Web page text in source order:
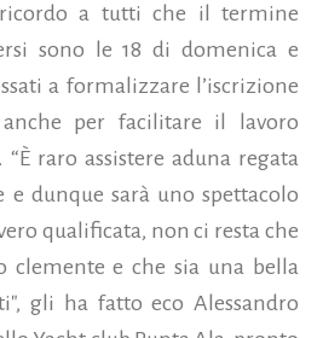
a tutti che il termine
sono le 18 di domenica e
a formalizzare l’iscrizione
per facilitare il lavoro
“È raro assistere aduna regata
e dunque sarà uno spettacolo
qualificata, non ci resta che
clemente e che sia una bella
gli ha fatto eco Alessandro